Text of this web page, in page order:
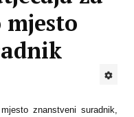
znanstveni suradnik,